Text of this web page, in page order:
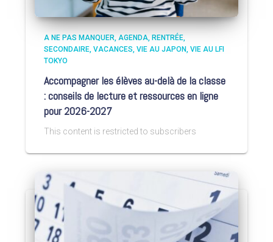
A NE PAS MANQUER AGENDA RENTRÉE
SECONDAIRE VACANCES VIE AU JAPON VIE AU LFI
TOKYO
Accompagner les élèves au-delà de la classe
: conseils de lecture et ressources en ligne
pour 2026-2027
This content is restricted to subscribers